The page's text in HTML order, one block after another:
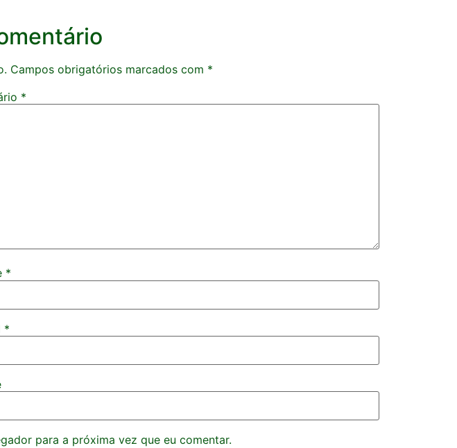
Campos obrigatórios marcados com *
*
*
*
para a próxima vez que eu comentar.